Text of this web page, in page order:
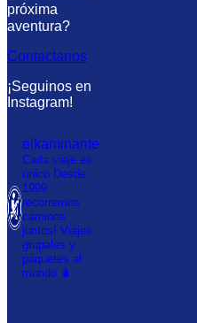
próxima
aventura?
Contactanos
¡Seguinos en
Instagram!
elkaminante
Cada viaje es
únicoDesde
1999
recorremos
caminos
juntos! Viajes
grupales y
paquetes al
mundo 🧳